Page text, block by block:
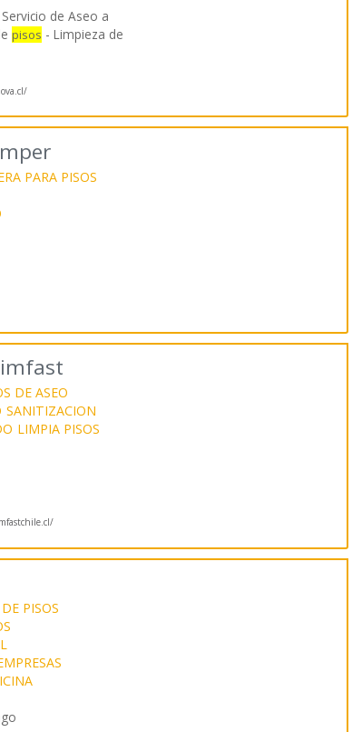
de Aseo a
pisos - Limpieza de
PARA PISOS
DE ASEO
SANITIZACION
LIMPIA PISOS
PISOS